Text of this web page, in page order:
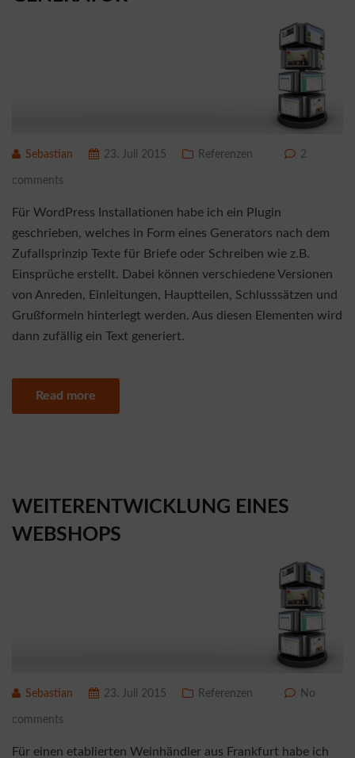
Sebastian 23. Juli 2015 Referenzen 2
comments
Für WordPress Installationen habe ich ein Plugin
geschrieben, welches in Form eines Generators nach dem
Zufallsprinzip Texte für Briefe oder Schreiben wie z.B.
Einsprüche erstellt. Dabei können verschiedene Versionen
von Anreden, Einleitungen, Hauptteilen, Schlusssätzen und
Grußformeln hinterlegt werden. Aus diesen Elementen wird
dann zufällig ein Text generiert.
Read more
WEITERENTWICKLUNG EINES
WEBSHOPS
Sebastian 23. Juli 2015 Referenzen No
comments
Für einen etablierten Weinhändler aus Frankfurt habe ich